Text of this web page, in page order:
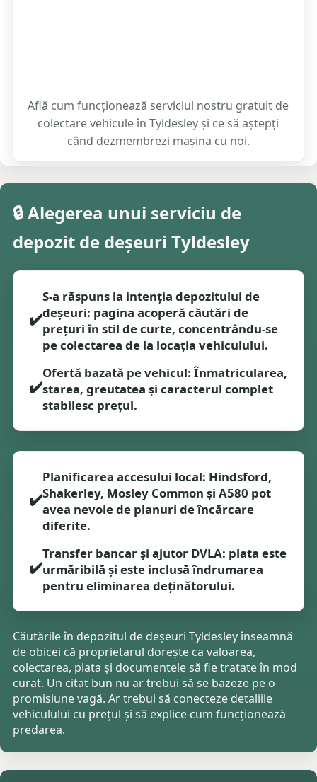
Află cum funcționează serviciul nostru gratuit de
colectare vehicule în Tyldesley și ce să aștepți
când dezmembrezi mașina cu noi.
🔒 Alegerea unui serviciu de
depozit de deșeuri Tyldesley
✔️
S-a răspuns la intenția depozitului de
deșeuri: pagina acoperă căutări de
prețuri în stil de curte, concentrându-se
pe colectarea de la locația vehiculului.
✔️
Ofertă bazată pe vehicul: Înmatricularea,
starea, greutatea și caracterul complet
stabilesc prețul.
✔️
Planificarea accesului local: Hindsford,
Shakerley, Mosley Common și A580 pot
avea nevoie de planuri de încărcare
diferite.
✔️
Transfer bancar și ajutor DVLA: plata este
urmăribilă și este inclusă îndrumarea
pentru eliminarea deținătorului.
Căutările în depozitul de deșeuri Tyldesley înseamnă
de obicei că proprietarul dorește ca valoarea,
colectarea, plata și documentele să fie tratate în mod
curat. Un citat bun nu ar trebui să se bazeze pe o
promisiune vagă. Ar trebui să conecteze detaliile
vehiculului cu prețul și să explice cum funcționează
predarea.